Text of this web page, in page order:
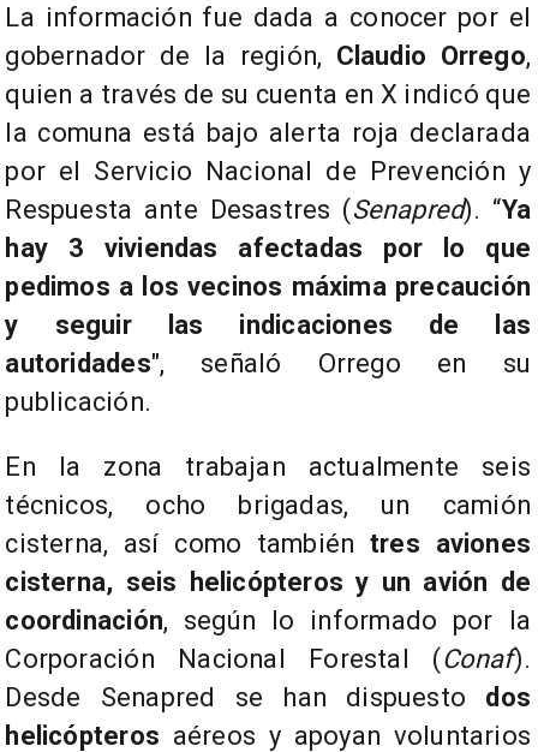
La información fue dada a conocer por el
gobernador de la región, Claudio Orrego,
quien a través de su cuenta en X indicó que
la comuna está bajo alerta roja declarada
por el Servicio Nacional de Prevención y
Respuesta ante Desastres (Senapred). “Ya
hay 3 viviendas afectadas por lo que
pedimos a los vecinos máxima precaución
y seguir las indicaciones de las
autoridades", señaló Orrego en su
publicación.
En la zona trabajan actualmente seis
técnicos, ocho brigadas, un camión
cisterna, así como también tres aviones
cisterna, seis helicópteros y un avión de
coordinación, según lo informado por la
Corporación Nacional Forestal (Conaf).
Desde Senapred se han dispuesto dos
helicópteros aéreos y apoyan voluntarios